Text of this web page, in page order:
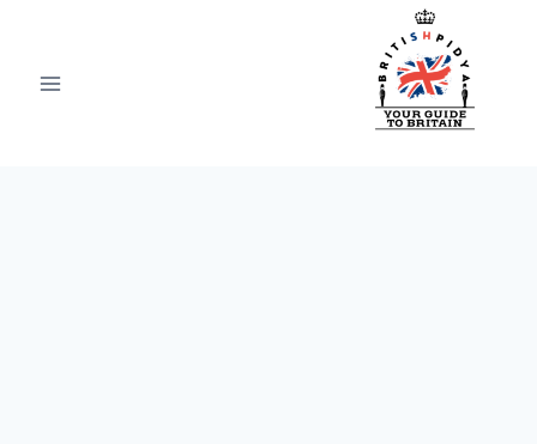
content